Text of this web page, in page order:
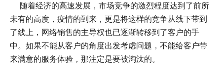
随着经济的高速发展，市场竞争的激烈程度达到了前所
未有的高度，疫情的到来，更是将这样的竞争从线下带到
了线上，网络销售的主导权也已逐渐转移到了客户的手
中。如果不能从客户的角度出发考虑问题，不能给客户带
来满意的服务体验，那注定是要被淘汰的。